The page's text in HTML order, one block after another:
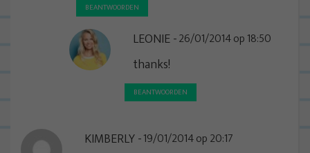
BEANTWOORDEN
LEONIE 26/01/2014 op 18:50
thanks!
BEANTWOORDEN
KIMBERLY 19/01/2014 op 20:17